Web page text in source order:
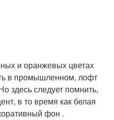
и оранжевых цветах
в промышленном, лофт
здесь следует помнить,
в то время как белая
фон .